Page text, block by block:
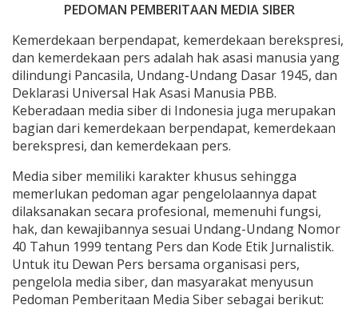
PEDOMAN PEMBERITAAN MEDIA SIBER
Kemerdekaan berpendapat, kemerdekaan berekspresi,
dan kemerdekaan pers adalah hak asasi manusia yang
dilindungi Pancasila, Undang-Undang Dasar 1945, dan
Deklarasi Universal Hak Asasi Manusia PBB.
Keberadaan media siber di Indonesia juga merupakan
bagian dari kemerdekaan berpendapat, kemerdekaan
berekspresi, dan kemerdekaan pers.
Media siber memiliki karakter khusus sehingga
memerlukan pedoman agar pengelolaannya dapat
dilaksanakan secara profesional, memenuhi fungsi,
hak, dan kewajibannya sesuai Undang-Undang Nomor
40 Tahun 1999 tentang Pers dan Kode Etik Jurnalistik.
Untuk itu Dewan Pers bersama organisasi pers,
pengelola media siber, dan masyarakat menyusun
Pedoman Pemberitaan Media Siber sebagai berikut: